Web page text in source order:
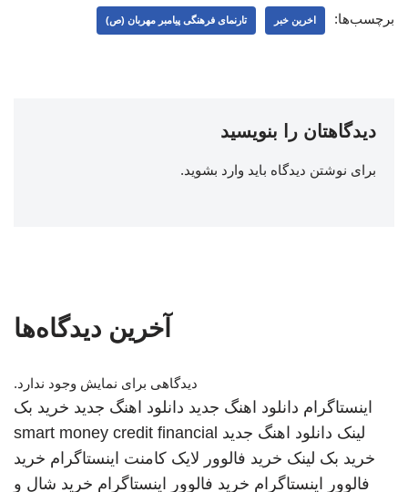
برچسب‌ها: اخرین خبر تارنمای فرهنگی پیامبر مهربان (ص)
دیدگاهتان را بنویسید
برای نوشتن دیدگاه باید وارد بشوید.
آخرین دیدگاه‌ها
دیدگاهی برای نمایش وجود ندارد.
اینستاگرام دانلود اهنگ جدید دانلود اهنگ جدید خرید بک
لینک دانلود اهنگ جدید smart money credit financial
خرید بک لینک خرید فالوور لایک کامنت اینستاگرام خرید
فالوور اینستاگرام خرید فالوور اینستاگرام خرید شال و